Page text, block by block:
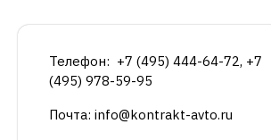
Телефон: +7 (495) 444-64-72, +7
(495) 978-59-95
Почта: info@kontrakt-avto.ru